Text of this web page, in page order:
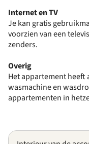
Internet en TV
Je kan gratis
voorzien van een
zenders.
Overig
Het appartement
wasmachine en
appartementen in